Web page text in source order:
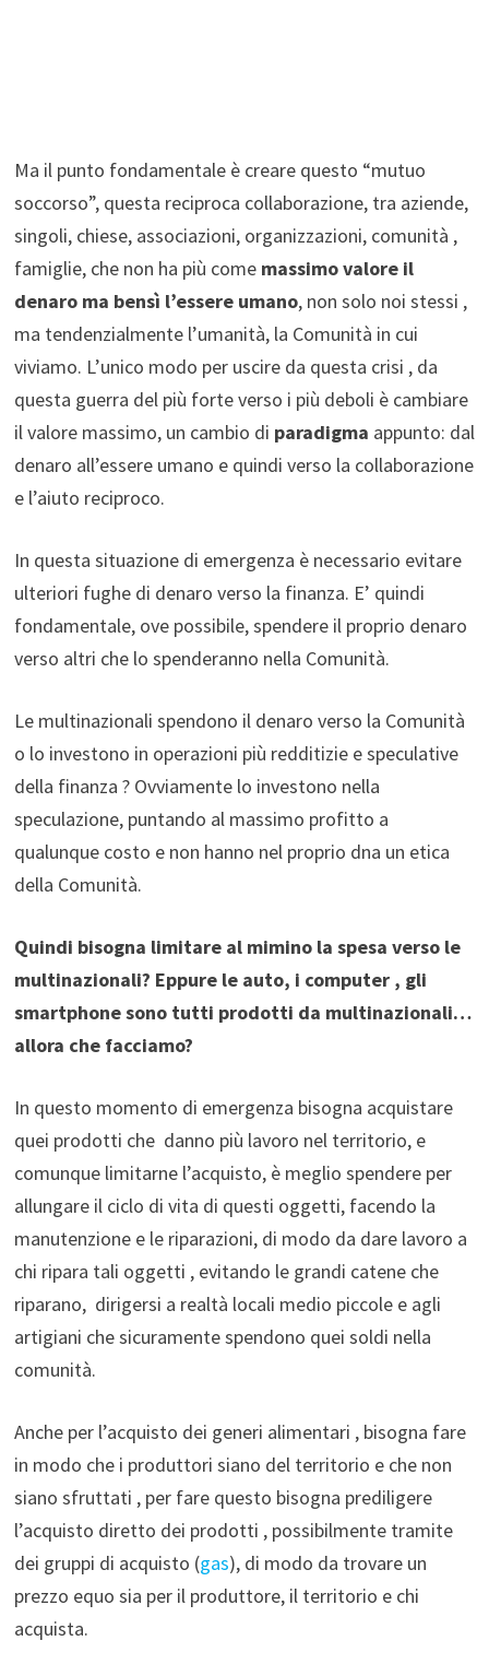
Ma il punto fondamentale è creare questo “mutuo
soccorso”, questa reciproca collaborazione, tra aziende,
singoli, chiese, associazioni, organizzazioni, comunità ,
famiglie, che non ha più come massimo valore il
denaro ma bensì l’essere umano, non solo noi stessi ,
ma tendenzialmente l’umanità, la Comunità in cui
viviamo. L’unico modo per uscire da questa crisi , da
questa guerra del più forte verso i più deboli è cambiare
il valore massimo, un cambio di paradigma appunto: dal
denaro all’essere umano e quindi verso la collaborazione
e l’aiuto reciproco.
In questa situazione di emergenza è necessario evitare
ulteriori fughe di denaro verso la finanza. E’ quindi
fondamentale, ove possibile, spendere il proprio denaro
verso altri che lo spenderanno nella Comunità.
Le multinazionali spendono il denaro verso la Comunità
o lo investono in operazioni più redditizie e speculative
della finanza ? Ovviamente lo investono nella
speculazione, puntando al massimo profitto a
qualunque costo e non hanno nel proprio dna un etica
della Comunità.
Quindi bisogna limitare al mimino la spesa verso le
multinazionali? Eppure le auto, i computer , gli
smartphone sono tutti prodotti da multinazionali…
allora che facciamo?
In questo momento di emergenza bisogna acquistare
quei prodotti che danno più lavoro nel territorio, e
comunque limitarne l’acquisto, è meglio spendere per
allungare il ciclo di vita di questi oggetti, facendo la
manutenzione e le riparazioni, di modo da dare lavoro a
chi ripara tali oggetti , evitando le grandi catene che
riparano, dirigersi a realtà locali medio piccole e agli
artigiani che sicuramente spendono quei soldi nella
comunità.
Anche per l’acquisto dei generi alimentari , bisogna fare
in modo che i produttori siano del territorio e che non
siano sfruttati , per fare questo bisogna prediligere
l’acquisto diretto dei prodotti , possibilmente tramite
dei gruppi di acquisto (gas), di modo da trovare un
prezzo equo sia per il produttore, il territorio e chi
acquista.